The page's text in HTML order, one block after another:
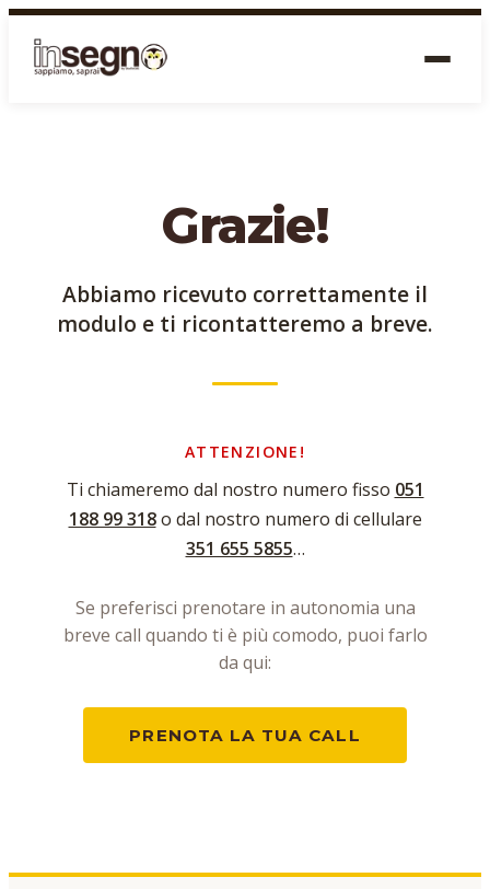
Grazie!
Abbiamo ricevuto correttamente il
modulo e ti ricontatteremo a breve.
ATTENZIONE!
Ti chiameremo dal nostro numero fisso 051
188 99 318 o dal nostro numero di cellulare
351 655 5855…
Se preferisci prenotare in autonomia una
breve call quando ti è più comodo, puoi farlo
da qui:
PRENOTA LA TUA CALL